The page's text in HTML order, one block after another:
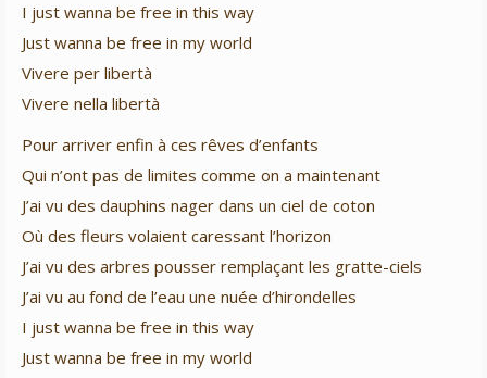
I just wanna be free in this way
Just wanna be free in my world
Vivere per libertà
Vivere nella libertà
Pour arriver enfin à ces rêves d’enfants
Qui n’ont pas de limites comme on a maintenant
J’ai vu des dauphins nager dans un ciel de coton
Où des fleurs volaient caressant l’horizon
J’ai vu des arbres pousser remplaçant les gratte-ciels
J’ai vu au fond de l’eau une nuée d’hirondelles
I just wanna be free in this way
Just wanna be free in my world